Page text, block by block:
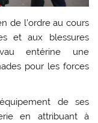
de l’ordre au cours
et aux blessures
entérine une
pour les forces
de ses
en attribuant à